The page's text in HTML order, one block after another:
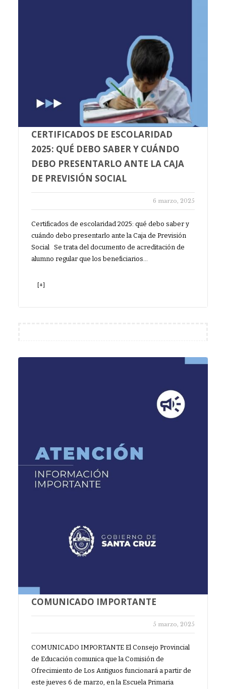
CERTIFICADOS DE ESCOLARIDAD
2025: QUÉ DEBO SABER Y CUÁNDO
DEBO PRESENTARLO ANTE LA CAJA
DE PREVISIÓN SOCIAL
6 marzo, 2025
Certificados de escolaridad 2025: qué debo saber y
cuándo debo presentarlo ante la Caja de Previsión
Social Se trata del documento de acreditación de
alumno regular que los beneficiarios…
[+]
COMUNICADO IMPORTANTE
5 marzo, 2025
COMUNICADO IMPORTANTE El Consejo Provincial
de Educación comunica que la Comisión de
Ofrecimiento de Los Antiguos funcionará a partir de
este jueves 6 de marzo, en la Escuela Primaria